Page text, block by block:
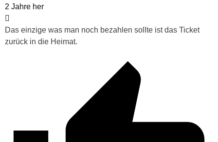
2 Jahre her
Das einzige was man noch bezahlen sollte ist das Ticket
zurück in die Heimat.